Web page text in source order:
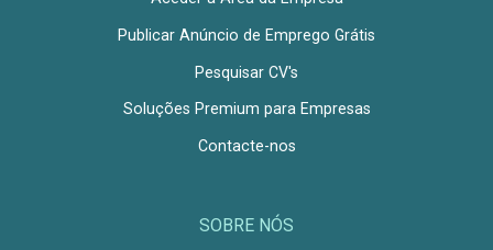
Publicar Anúncio de Emprego Grátis
Pesquisar CV's
Soluções Premium para Empresas
Contacte-nos
SOBRE NÓS